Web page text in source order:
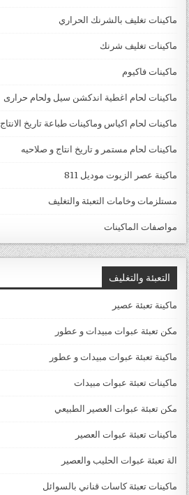
ماكينات تغليف بالشرنك الحراري
ماكينات تغليف شرنك
ماكينات فاكيوم
ماكينات لحام اغطية اندكشن سيل ولحام حرارى
ماكينات لحام اكياس وماكينات طباعة تاريخ الانتاج
ماكينات لحام مستمر و تاريخ انتاج و صلاحيه
ماكينة عصر الزيوت موديل 811
مستلزمات وخامات التعبئة والتغليف
مواصفات الماكينات
التعبئة والتغليف
ماكينة تعبئة عصير
مكن تعبئة عبوات مبيدات و عطور
ماكينة تعبئة عبوات مبيدات و عطور
ماكينات تعبئة عبوات مبيدات
مكن تعبئة عبوات العصير الطبيعي
ماكينات تعبئة عبوات العصير
الة تعبئة عبوات الحليب والعصير
ماكينات تعبئة كاسات قناني بالسوائل